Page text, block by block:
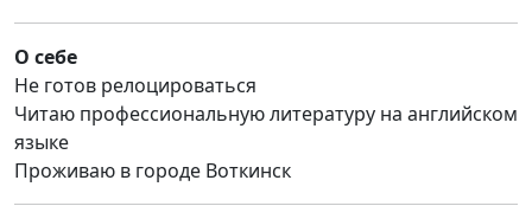
О себе
Не готов релоцироваться
Читаю профессиональную литературу на английском
языке
Проживаю в городе Воткинск